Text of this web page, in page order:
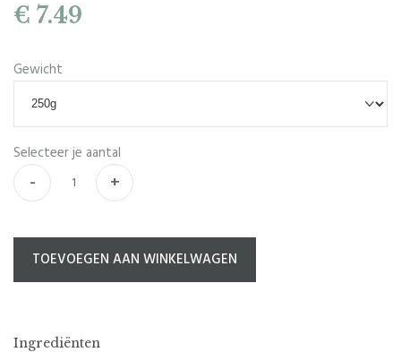
€ 7.49
Gewicht
Selecteer je aantal
- +
TOEVOEGEN AAN WINKELWAGEN
Ingrediënten